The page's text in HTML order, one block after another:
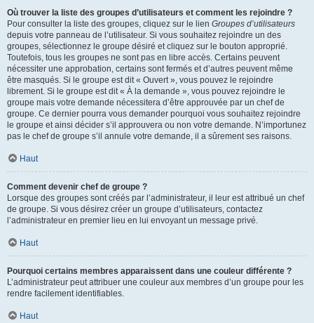
Où trouver la liste des groupes d’utilisateurs et comment les rejoindre ?
Pour consulter la liste des groupes, cliquez sur le lien Groupes d’utilisateurs
depuis votre panneau de l’utilisateur. Si vous souhaitez rejoindre un des
groupes, sélectionnez le groupe désiré et cliquez sur le bouton approprié.
Toutefois, tous les groupes ne sont pas en libre accès. Certains peuvent
nécessiter une approbation, certains sont fermés et d’autres peuvent même
être masqués. Si le groupe est dit « Ouvert », vous pouvez le rejoindre
librement. Si le groupe est dit « À la demande », vous pouvez rejoindre le
groupe mais votre demande nécessitera d’être approuvée par un chef de
groupe. Ce dernier pourra vous demander pourquoi vous souhaitez rejoindre
le groupe et ainsi décider s’il approuvera ou non votre demande. N’importunez
pas le chef de groupe s’il annule votre demande, il a sûrement ses raisons.
Haut
Comment devenir chef de groupe ?
Lorsque des groupes sont créés par l’administrateur, il leur est attribué un chef
de groupe. Si vous désirez créer un groupe d’utilisateurs, contactez
l’administrateur en premier lieu en lui envoyant un message privé.
Haut
Pourquoi certains membres apparaissent dans une couleur différente ?
L’administrateur peut attribuer une couleur aux membres d’un groupe pour les
rendre facilement identifiables.
Haut